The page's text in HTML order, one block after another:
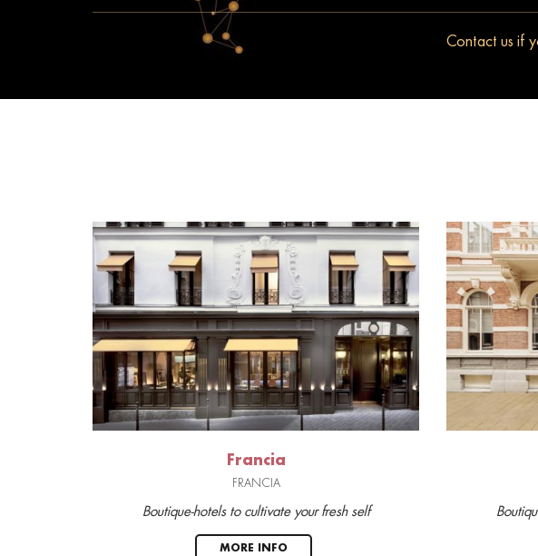
Contact us if
Francia
FRANCIA
Boutique-hotels to cultivate your fresh self
MORE INFO